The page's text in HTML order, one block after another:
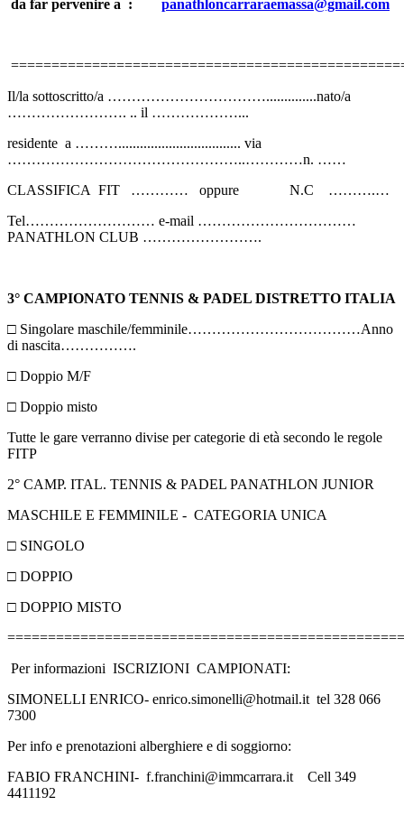
da far pervenire a : panathloncarraraemassa@gmail.com
Il/la sottoscritto/a ……………………………..............nato/a
……………………. .. il ………………...
residente a ……….................................. via
…………………………………………..…………n. ……
CLASSIFICA FIT ………… oppure N.C ……….…
Tel……………………… e-mail ……………………………
PANATHLON CLUB …………………….
3° CAMPIONATO TENNIS & PADEL DISTRETTO ITALIA
□ Singolare maschile/femminile………………………………Anno
di nascita…………….
□ Doppio M/F
□ Doppio misto
Tutte le gare verranno divise per categorie di età secondo le regole
FITP
2° CAMP. ITAL. TENNIS & PADEL PANATHLON JUNIOR
MASCHILE E FEMMINILE - CATEGORIA UNICA
□ SINGOLO
□ DOPPIO
□ DOPPIO MISTO
Per informazioni ISCRIZIONI CAMPIONATI:
SIMONELLI ENRICO- enrico.simonelli@hotmail.it tel 328 066
7300
Per info e prenotazioni alberghiere e di soggiorno:
FABIO FRANCHINI- f.franchini@immcarrara.it Cell 349
4411192